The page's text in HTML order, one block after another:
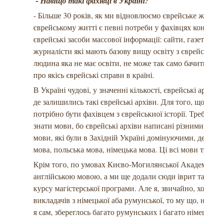
- Більше 30 років, як ми відновлюємо єврейське
єврейському житті є певні потреби у фахівцях
єврейські засоби массової інформації: сайти,
журналісти які мають базову вищу освіту з
людина яка не має освіти, не може так само
про якісь єврейські справи в країні.
В Україні чудові, у значенні кількості,
де залишились такі єврейські архіви. Для того,
потрібно бути фахівцем з єврейськиої історії.
знати мови, бо єврейські архіви написані
мови, які були в Західній Україні
мова, польська мова, німецька мова. Ці всі мови
Крім того, по умовах Києво-Могилянської
англійською мовою, а ми ще додали сюди іврит
курсу магістерської програми. Але я, звичайно,
викладачів з німецької аба румунської, то му що,
я сам, збереглось багато румунських і багато